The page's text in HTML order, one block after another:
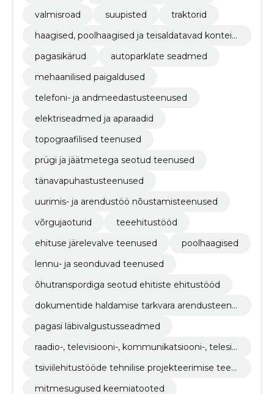
valmisroad
suupisted
traktorid
haagised, poolhaagised ja teisaldatavad kontein
pagasikärud
autoparklate seadmed
mehaanilised paigaldused
telefoni- ja andmeedastusteenused
elektriseadmed ja aparaadid
topograafilised teenused
prügi ja jäätmetega seotud teenused
tänavapuhastusteenused
uurimis- ja arendustöö nõustamisteenused
võrgujaoturid
teeehitustööd
ehituse järelevalve teenused
poolhaagised
lennu- ja seonduvad teenused
õhutranspordiga seotud ehitiste ehitustööd
dokumentide haldamise tarkvara arendusteenu
pagasi läbivalgustusseadmed
raadio-, televisiooni-, kommunikatsiooni-, telesid
tsiviilehitustööde tehnilise projekteerimise teen
mitmesugused keemiatooted